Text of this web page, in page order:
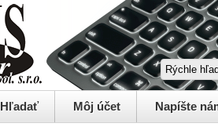
Hľadať Môj účet Napíšte